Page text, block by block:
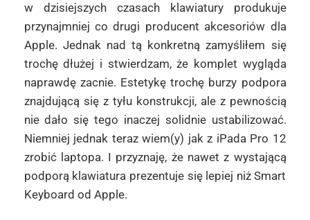
w dzisiejszych czasach klawiatury produkuje
przynajmniej co drugi producent akcesoriów dla
Apple. Jednak nad tą konkretną zamyśliłem się
trochę dłużej i stwierdzam, że komplet wygląda
naprawdę zacnie. Estetykę trochę burzy podpora
znajdującą się z tyłu konstrukcji, ale z pewnością
nie dało się tego inaczej solidnie ustabilizować.
Niemniej jednak teraz wiem(y) jak z iPada Pro 12
zrobić laptopa. I przyznaję, że nawet z wystającą
podporą klawiatura prezentuje się lepiej niż Smart
Keyboard od Apple.